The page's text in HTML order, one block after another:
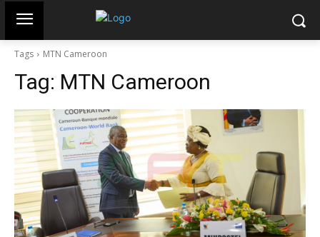
Tags MTN Cameroon
Tag: MTN Cameroon